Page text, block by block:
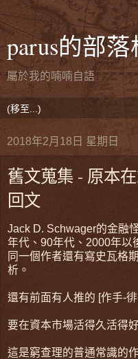
parus的部落
屬於我的喃喃自語
2018年2月18日 星期日
舊文蒐集 - 原本
回文
Jack D. Schwager的金融
年代、90年代、2000年以
同一個作者還有寫史瓦格
析。
還有前面有人推的 [作手-
要在資本市場活得久活得
這是窮查理的普通常識的